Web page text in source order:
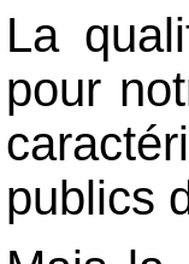
La
pour
publics